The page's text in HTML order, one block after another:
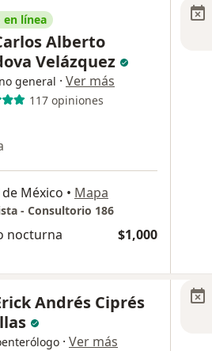
en línea
Alberto
Velázquez
general · Ver más
117 opiniones
México • Mapa
- Consultorio 186
nocturna $1,000
Andrés Ciprés
· Ver más